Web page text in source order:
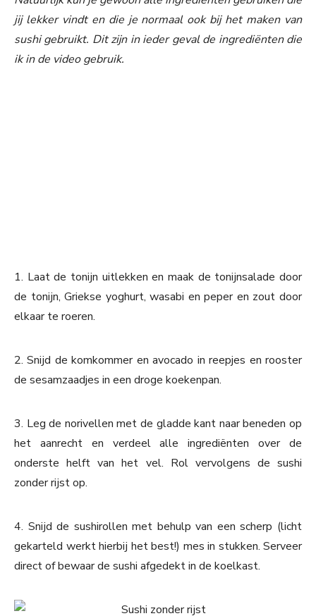
jij lekker vindt en die je normaal ook bij het maken van
sushi gebruikt. Dit zijn in ieder geval de ingrediënten die
ik in de video gebruik.
1. Laat de tonijn uitlekken en maak de tonijnsalade door
de tonijn, Griekse yoghurt, wasabi en peper en zout door
elkaar te roeren.
2. Snijd de komkommer en avocado in reepjes en rooster
de sesamzaadjes in een droge koekenpan.
3. Leg de norivellen met de gladde kant naar beneden op
het aanrecht en verdeel alle ingrediënten over de
onderste helft van het vel. Rol vervolgens de sushi
zonder rijst op.
4. Snijd de sushirollen met behulp van een scherp (licht
gekarteld werkt hierbij het best!) mes in stukken. Serveer
direct of bewaar de sushi afgedekt in de koelkast.